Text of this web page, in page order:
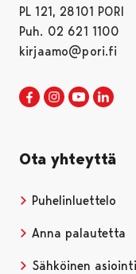
PL 121, 28101 PORI
Puh. 02 621 1100
kirjaamo@pori.fi
Porin kaupunki
Avautuu
Porin
Avautuu
Porin
Ota yhteyttä
Puhelinluettelo
Anna palautetta
Sähköinen